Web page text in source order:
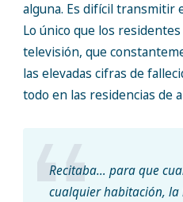
alguna. Es difícil transmitir
Lo único que los
televisión, que
las elevadas cifras de
todo en las residencias de
Recitaba… para que
cualquier habitación,